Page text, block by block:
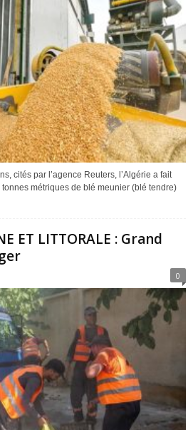
cités par l’agence Reuters, l’Algérie a fait
tonnes métriques de blé meunier (blé tendre)
ET LITTORALE : Grand
0